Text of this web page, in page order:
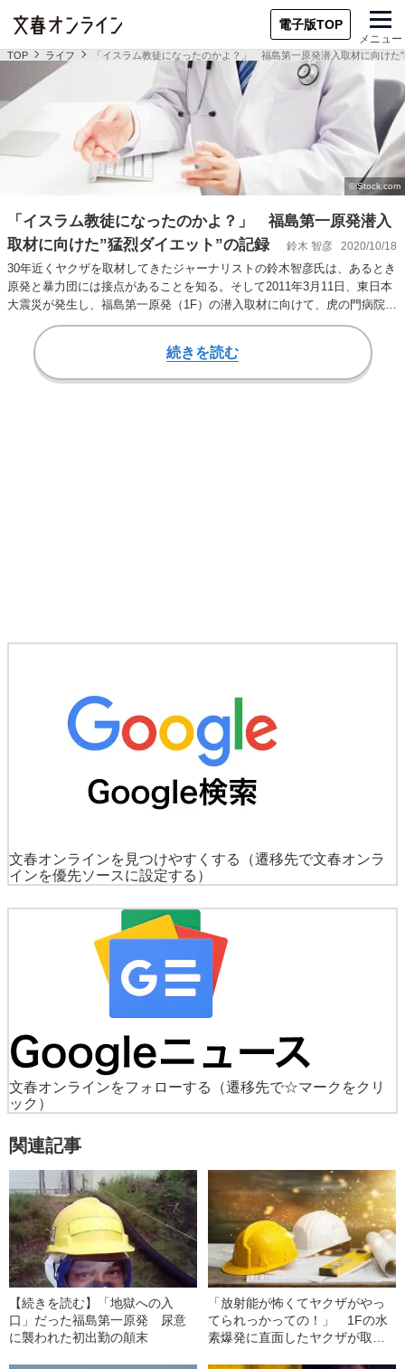
電子版TOP
メニュー
TOP ライフ 「イスラム教徒になったのかよ？」 福島第一原発潜入取材に向けた
「イスラム教徒になったのかよ？」 福島第一原発潜入
取材に向けた”猛烈ダイエット”の記録
鈴木 智彦 2020/10/18
30年近くヤクザを取材してきたジャーナリストの鈴木智彦氏は、あるとき
原発と暴力団には接点があることを知る。そして2011年3月11日、東日本
大震災が発生し、福島第一原発（1F）の潜入取材に向けて、虎の門病院で
自己造…
続きを読む
文春オンラインを見つけやすくする
（遷移先で文春オンラ
インを優先ソースに設定する）
文春オンラインをフォローする
（遷移先で☆マークをクリ
ック）
関連記事
【続きを読む】「地獄への入
口」だった福島第一原発 尿意
に襲われた初出勤の顛末
「放射能が怖くてヤクザがやっ
てられっかっての！」 1Fの水
素爆発に直面したヤクザが取っ